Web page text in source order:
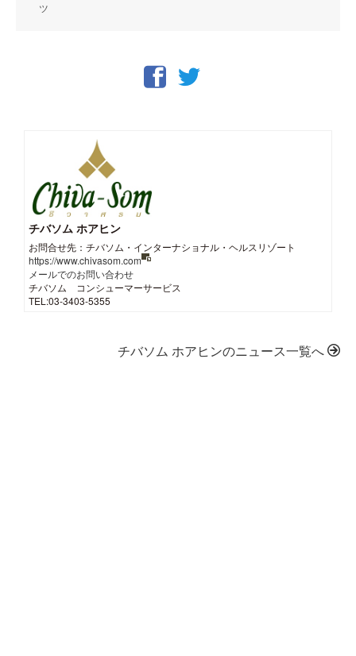
ツ
チバソム ホアヒン
お問合せ先：チバソム・インターナショナル・ヘルスリゾート
https://www.chivasom.com
メールでのお問い合わせ
チバソム コンシューマーサービス
TEL:03-3403-5355
チバソム ホアヒンのニュース一覧へ